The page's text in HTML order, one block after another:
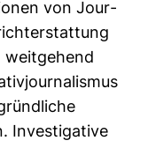
von Jour­
weit­ge­hend
Inves­ti­ga­tive